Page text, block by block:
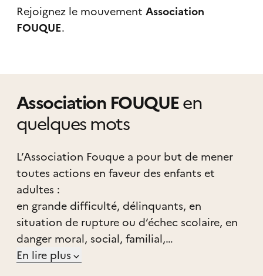
Rejoignez le mouvement Association
FOUQUE.
Association FOUQUEen
quelques mots
L’Association Fouque a pour but de mener
toutes actions en faveur des enfants et
adultes :
en grande difficulté, délinquants, en
situation de rupture ou d’échec scolaire, en
danger moral, social, familial,
ayant un handicap ou des troubles mentaux
En lire plus